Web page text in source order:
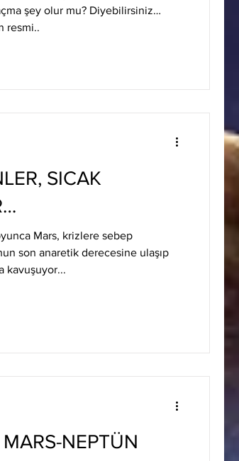
şey olur mu? Diyebilirsiniz…
resmi..
SICAK
Mars, krizlere sebep
son anaretik derecesine ulaşıp
kavuşuyor...
NEPTÜN